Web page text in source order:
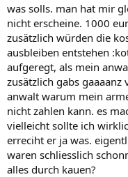
was solls. man hat mir
nicht erscheine. 1000
zusätzlich würden die
ausbleiben entstehen
aufgeregt, als mein
zusätzlich gabs
anwalt warum mein
nicht zahlen kann. es
vielleicht sollte ich
erreciht er ja was.
waren schliesslich
alles durch kauen?